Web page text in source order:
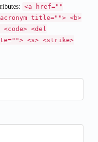
<a href=""
title=""> <b>
<del
<s> <strike>